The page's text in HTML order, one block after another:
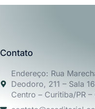
Contato
Endereço: Rua
Deodoro, 211 – Sala
Centro – Curitiba/PR –